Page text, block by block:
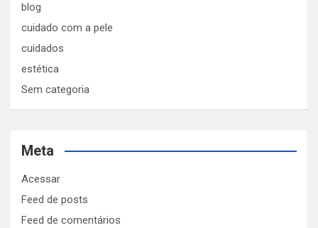
blog
cuidado com a pele
cuidados
estética
Sem categoria
Meta
Acessar
Feed de posts
Feed de comentários